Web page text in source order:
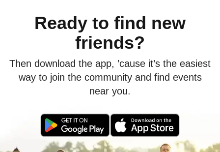
Ready to find new
friends?
Then download the app, ’cause it’s the easiest
way to join the community and find events
near you.